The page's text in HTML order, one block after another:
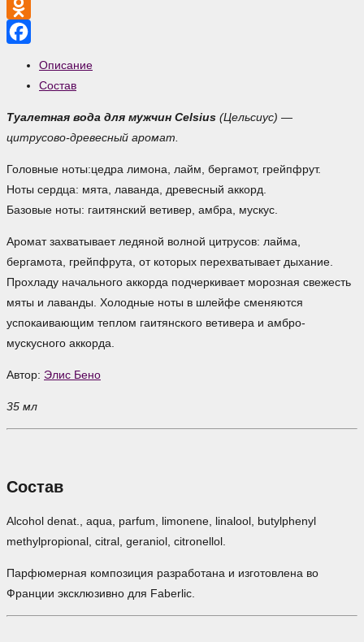
VK
Odnoklassniki
Описание
Состав
Туалетная вода для мужчин Celsius (Цельсиус) —
цитрусово-древесный аромат.
Головные ноты:цедра лимона, лайм, бергамот, грейпфрут.
Ноты сердца: мята, лаванда, древесный аккорд.
Базовые ноты: гаитянский ветивер, амбра, мускус.
Аромат захватывает ледяной волной цитрусов: лайма,
бергамота, грейпфрута, от которых перехватывает дыхание.
Прохладу начального аккорда подчеркивает морозная свежесть
мяты и лаванды. Холодные ноты в шлейфе сменяются
успокаивающим теплом гаитянского ветивера и амбро-
мускусного аккорда.
Автор: Элис Бено
35 мл
Состав
Alcohol denat., aqua, parfum, limonene, linalool, butylphenyl
methylpropional, citral, geraniol, citronellol.
Парфюмерная композиция разработана и изготовлена во
Франции эксклюзивно для Faberlic.